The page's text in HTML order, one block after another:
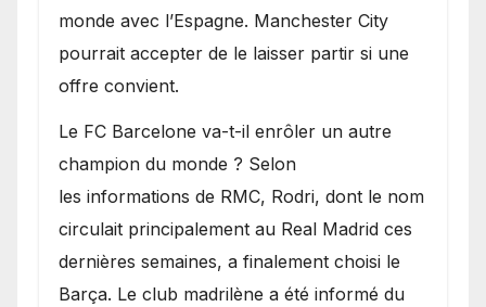
monde avec l’Espagne. Manchester City
pourrait accepter de le laisser partir si une
offre convient.
​Le FC Barcelone va-t-il enrôler un autre
champion du monde ? Selon
les informations de RMC, Rodri, dont le nom
circulait principalement au Real Madrid ces
dernières semaines, a finalement choisi le
Barça. Le club madrilène a été informé du